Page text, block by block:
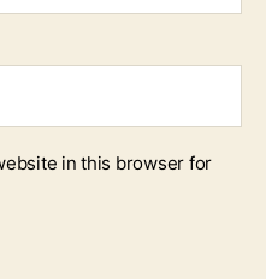
in this browser for